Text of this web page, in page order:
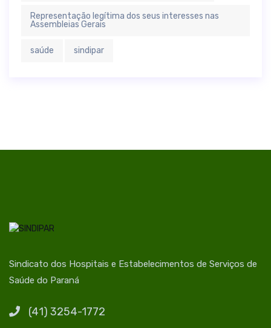
Representação legítima dos seus interesses nas
Assembleias Gerais
saúde sindipar
Sindicato dos Hospitais e Estabelecimentos de Serviços de
Saúde do Paraná
(41) 3254-1772